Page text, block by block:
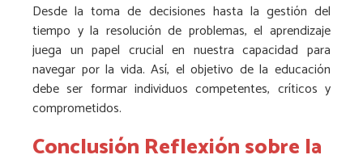
Desde la toma de decisiones hasta la gestión del
tiempo y la resolución de problemas, el aprendizaje
juega un papel crucial en nuestra capacidad para
navegar por la vida. Así, el objetivo de la educación
debe ser formar individuos competentes, críticos y
comprometidos.
Conclusión Reflexión sobre la